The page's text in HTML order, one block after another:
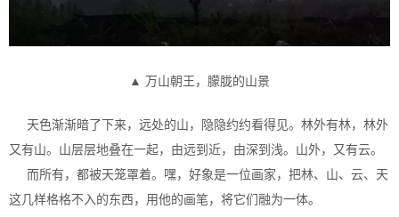
▲ 万山朝王，朦胧的山景
天色渐渐暗了下来，远处的山，隐隐约约看得见。林外有林，林外
又有山。山层层地叠在一起，由远到近，由深到浅。山外，又有云。
而所有，都被天笼罩着。嘿，好象是一位画家，把林、山、云、天
这几样格格不入的东西，用他的画笔，将它们融为一体。